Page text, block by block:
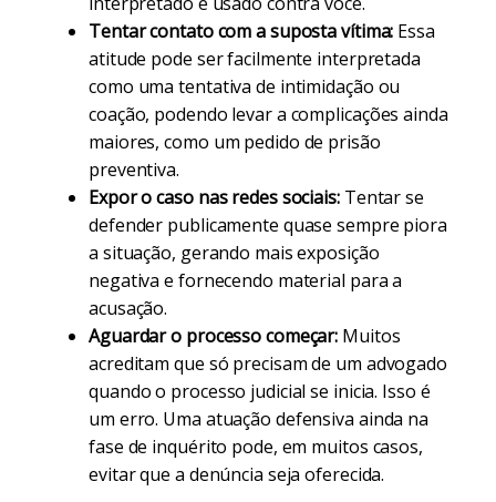
Tentar contato com a suposta vítima: Essa
atitude pode ser facilmente interpretada
como uma tentativa de intimidação ou
coação, podendo levar a complicações ainda
maiores, como um pedido de prisão
preventiva.
Expor o caso nas redes sociais:Tentar se
defender publicamente quase sempre piora
a situação, gerando mais exposição
negativa e fornecendo material para a
acusação.
Aguardar o processo começar: Muitos
acreditam que só precisam de um advogado
quando o processo judicial se inicia. Isso é
um erro. Uma atuação defensiva ainda na
fase de inquérito pode, em muitos casos,
evitar que a denúncia seja oferecida.